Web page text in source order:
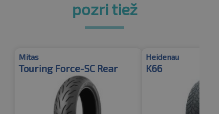
pozri tiež
Mitas
Touring Force-SC Rear
Heidenau
K66